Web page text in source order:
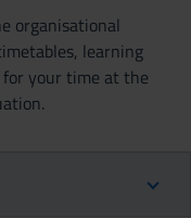
organisational
learning
your time at the